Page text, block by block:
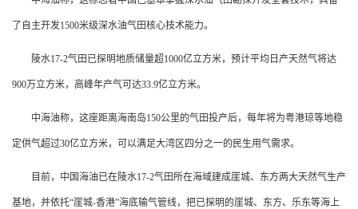
了自主开发1500米级深水油气田核心技术能力。
陵水17-2气田已探明地质储量超1000亿立方米，预计平均日产天然气将达
900万立方米，高峰年产气可达33.9亿立方米。
中海油称，这座距离海南岛150公里的气田投产后，每年将为粤港琼等地稳
定供气超过30亿立方米，可以满足大湾区四分之一的民生用气需求。
目前，中国海油已在陵水17-2气田所在海域建成崖城、东方两大天然气生产
基地，并依托“崖城-香港”海底输气管线，把已探明的崖城、东方、乐东等海上